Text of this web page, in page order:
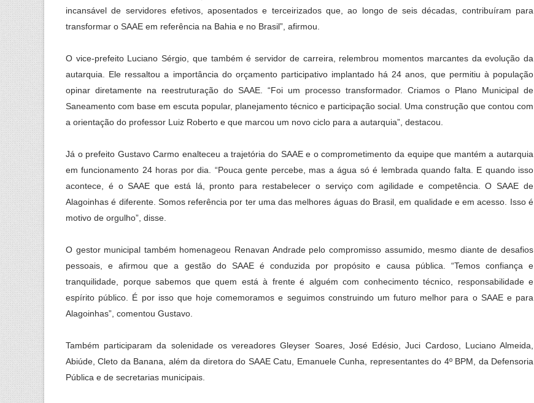
incansável de servidores efetivos, aposentados e terceirizados que, ao longo de seis décadas, contribuíram para
transformar o SAAE em referência na Bahia e no Brasil”, afirmou.
O vice-prefeito Luciano Sérgio, que também é servidor de carreira, relembrou momentos marcantes da evolução da
autarquia. Ele ressaltou a importância do orçamento participativo implantado há 24 anos, que permitiu à população
opinar diretamente na reestruturação do SAAE. “Foi um processo transformador. Criamos o Plano Municipal de
Saneamento com base em escuta popular, planejamento técnico e participação social. Uma construção que contou com
a orientação do professor Luiz Roberto e que marcou um novo ciclo para a autarquia”, destacou.
Já o prefeito Gustavo Carmo enalteceu a trajetória do SAAE e o comprometimento da equipe que mantém a autarquia
em funcionamento 24 horas por dia. “Pouca gente percebe, mas a água só é lembrada quando falta. E quando isso
acontece, é o SAAE que está lá, pronto para restabelecer o serviço com agilidade e competência. O SAAE de
Alagoinhas é diferente. Somos referência por ter uma das melhores águas do Brasil, em qualidade e em acesso. Isso é
motivo de orgulho”, disse.
O gestor municipal também homenageou Renavan Andrade pelo compromisso assumido, mesmo diante de desafios
pessoais, e afirmou que a gestão do SAAE é conduzida por propósito e causa pública. “Temos confiança e
tranquilidade, porque sabemos que quem está à frente é alguém com conhecimento técnico, responsabilidade e
espírito público. É por isso que hoje comemoramos e seguimos construindo um futuro melhor para o SAAE e para
Alagoinhas”, comentou Gustavo.
Também participaram da solenidade os vereadores Gleyser Soares, José Edésio, Juci Cardoso, Luciano Almeida,
Abiúde, Cleto da Banana, além da diretora do SAAE Catu, Emanuele Cunha, representantes do 4º BPM, da Defensoria
Pública e de secretarias municipais.